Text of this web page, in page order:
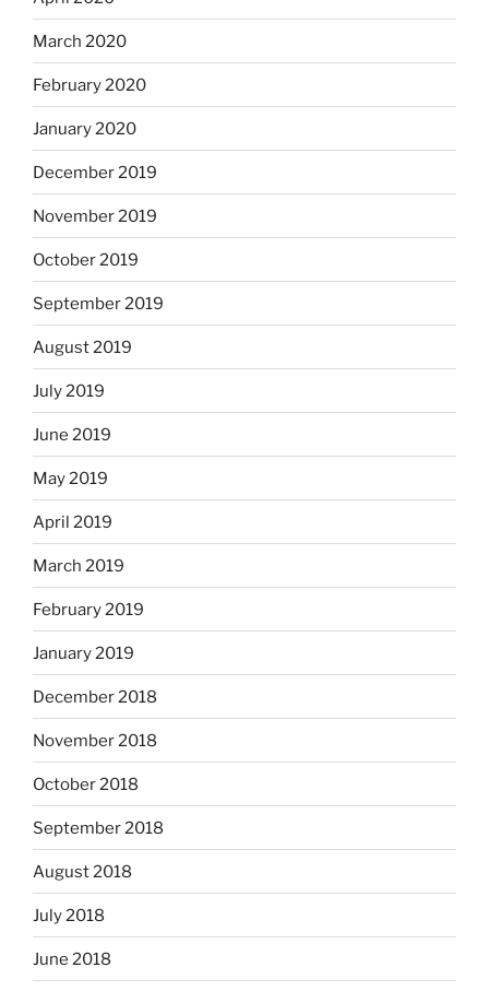
March 2020
February 2020
January 2020
December 2019
November 2019
October 2019
September 2019
August 2019
July 2019
June 2019
May 2019
April 2019
March 2019
February 2019
January 2019
December 2018
November 2018
October 2018
September 2018
August 2018
July 2018
June 2018